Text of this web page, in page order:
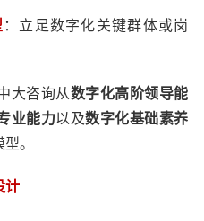
：立足数字化关键群体或岗
大咨询从数字化高阶领导能
业能力以及数字化基础素养
。
计